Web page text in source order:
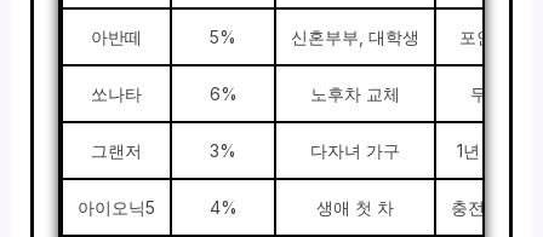
아반떼 5% 신혼부부, 대학생 포인트+사
쏘나타 6% 노후차 교체 무이자
그랜저 3% 다자녀 가구 1년 소모품
아이오닉5 4% 생애 첫 차 충전기 설